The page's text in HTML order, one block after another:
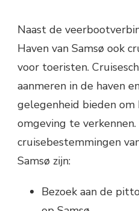
Naast de
Haven van Samsø ook
voor toeristen.
aanmeren in de haven
gelegenheid bieden
omgeving te
cruisebestemmingen
Samsø zijn:
Bezoek aan de